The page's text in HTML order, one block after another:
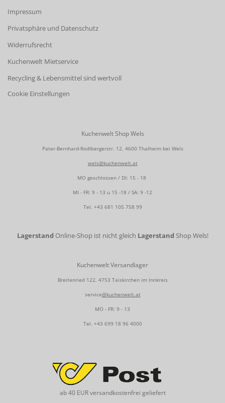
Impressum
Privatsphäre und Datenschutz
Widerrufsrecht
Kuchenwelt Mietservice
Recycling & Lebensmittel sind wertvoll
Cookie Einstellungen
Kuchenwelt Shop Wels
Pater-Bernhard-Rodlbergerstr. 12, 4600 Thalheim bei Wels
wels@kuchenwelt.at
MO geschlossen / DI: 15 - 18
MI - FR: 9 - 13 u 15 -18 / SA: 9 -12
Tel. +43 681 105 758 99
Lagerstand Online-Shop ist nicht gleich Lagerstand Shop Wels!
Kuchenwelt Versandlager
Breitenried 122, 4753 Taiskirchen im Innkreis
service@kuchenwelt.at
MO - FR: 9 - 13
Tel. +43 699 18 96 4000
ab 40 EUR versandkostenfrei geliefert